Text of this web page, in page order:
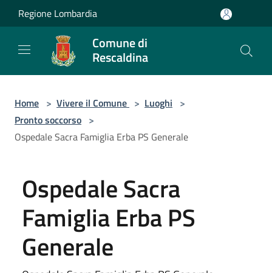
Salta al contenuto principale
Regione Lombardia
Comune di
Rescaldina
Home > Vivere il Comune > Luoghi >
Pronto soccorso >
Ospedale Sacra Famiglia Erba PS Generale
Ospedale Sacra
Famiglia Erba PS
Generale